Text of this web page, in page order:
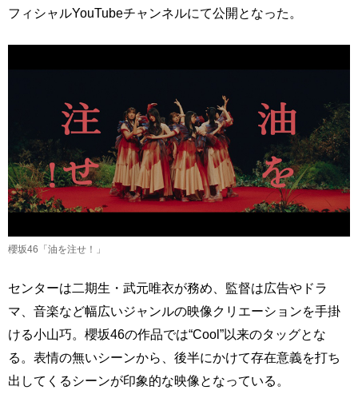
フィシャルYouTubeチャンネルにて公開となった。
櫻坂46「油を注せ！」
センターは二期生・武元唯衣が務め、監督は広告やドラ
マ、音楽など幅広いジャンルの映像クリエーションを手掛
ける小山巧。櫻坂46の作品では“Cool”以来のタッグとな
る。表情の無いシーンから、後半にかけて存在意義を打ち
出してくるシーンが印象的な映像となっている。